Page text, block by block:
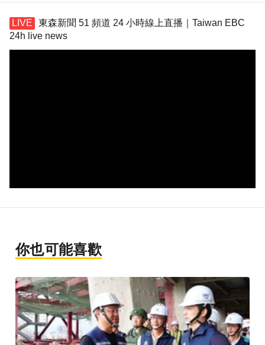
東森新聞 51 頻道 24 小時線上直播｜Taiwan EBC
24h live news
你也可能喜歡